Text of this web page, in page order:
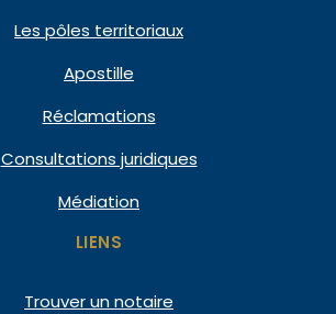
Les pôles territoriaux
Apostille
Réclamations
Consultations juridiques
Médiation
LIENS
Trouver un notaire